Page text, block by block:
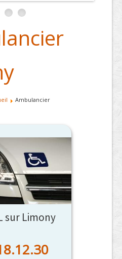
Ambulancier
sur Limony